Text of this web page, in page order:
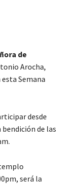
de
Arocha,
Semana
desde
bendición de las
será la